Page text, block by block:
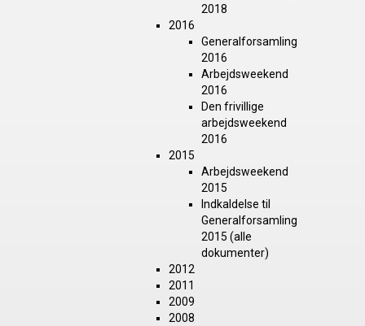
2018
2016
Generalforsamling
2016
Arbejdsweekend
2016
Den frivillige
arbejdsweekend
2016
2015
Arbejdsweekend
2015
Indkaldelse til
Generalforsamling
2015 (alle
dokumenter)
2012
2011
2009
2008